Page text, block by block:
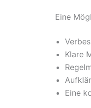
Eine
Klare
Eine